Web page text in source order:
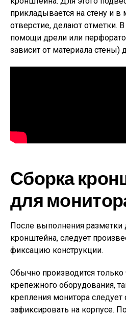
прикладывается на стену и в
отверстие, делают отметки.
помощи дрели или
зависит от материала стены)
Сборка
для
После выполнения разметки
кронштейна, следует
фиксацию конструкции.
Обычно производится только
крепежного оборудования,
крепления монитора следует
зафиксировать на корпусе.